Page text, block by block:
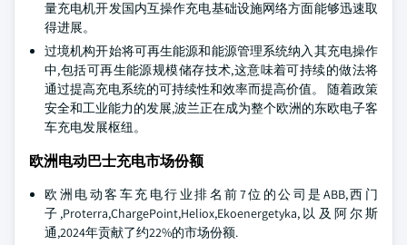
量充电机开发国内互操作充电基础设施网络方面能够迅速取
得进展。
过境机构开始将可再生能源和能源管理系统纳入其充电操作
中,包括可再生能源规模储存技术,这意味着可持续的做法将
通过提高充电系统的可持续性和效率而提高价值。 随着政策
安全和工业能力的发展,波兰正在成为整个欧洲的东欧电子客
车充电发展枢纽。
欧洲电动巴士充电市场份额
欧洲电动客车充电行业排名前7位的公司是ABB,西门
子,Proterra,ChargePoint,Heliox,Ekoenergetyka,以及阿尔斯
通,2024年贡献了约22%的市场份额.